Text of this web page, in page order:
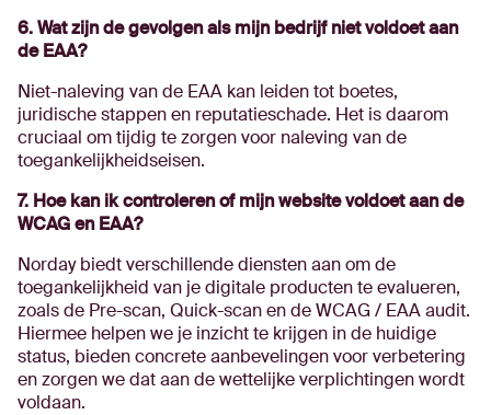
6. Wat zijn de gevolgen als mijn bedrijf niet voldoet aan
de EAA?
Niet-naleving van de EAA kan leiden tot boetes,
juridische stappen en reputatieschade. Het is daarom
cruciaal om tijdig te zorgen voor naleving van de
toegankelijkheidseisen.
7. Hoe kan ik controleren of mijn website voldoet aan de
WCAG en EAA?
Norday biedt verschillende diensten aan om de
toegankelijkheid van je digitale producten te evalueren,
zoals de Pre-scan, Quick-scan en de WCAG / EAA audit.
Hiermee helpen we je inzicht te krijgen in de huidige
status, bieden concrete aanbevelingen voor verbetering
en zorgen we dat aan de wettelijke verplichtingen wordt
voldaan.